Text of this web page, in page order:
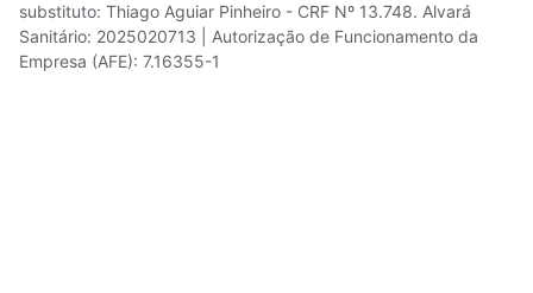
substituto: Thiago Aguiar Pinheiro - CRF Nº 13.748. Alvará
Sanitário: 2025020713 | Autorização de Funcionamento da
Empresa (AFE): 7.16355-1